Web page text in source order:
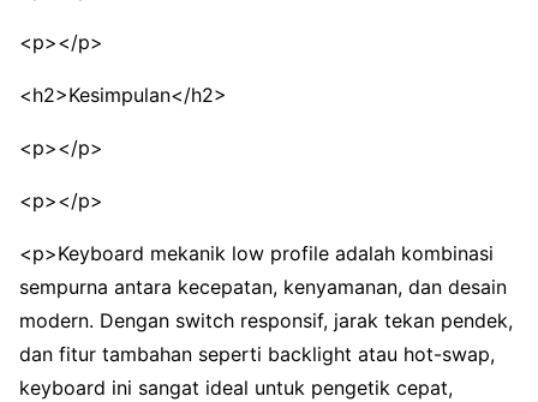
<p></p>
<h2>Kesimpulan</h2>
<p></p>
<p></p>
<p>Keyboard mekanik low profile adalah kombinasi
sempurna antara kecepatan, kenyamanan, dan desain
modern. Dengan switch responsif, jarak tekan pendek,
dan fitur tambahan seperti backlight atau hot-swap,
keyboard ini sangat ideal untuk pengetik cepat,